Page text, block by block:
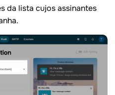
da lista cujos assinantes